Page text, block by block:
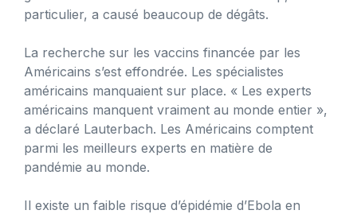
particulier, a causé beaucoup de dégâts.
La recherche sur les vaccins financée par les
Américains s’est effondrée. Les spécialistes
américains manquaient sur place. « Les experts
américains manquent vraiment au monde entier »,
a déclaré Lauterbach. Les Américains comptent
parmi les meilleurs experts en matière de
pandémie au monde.
Il existe un faible risque d’épidémie d’Ebola en